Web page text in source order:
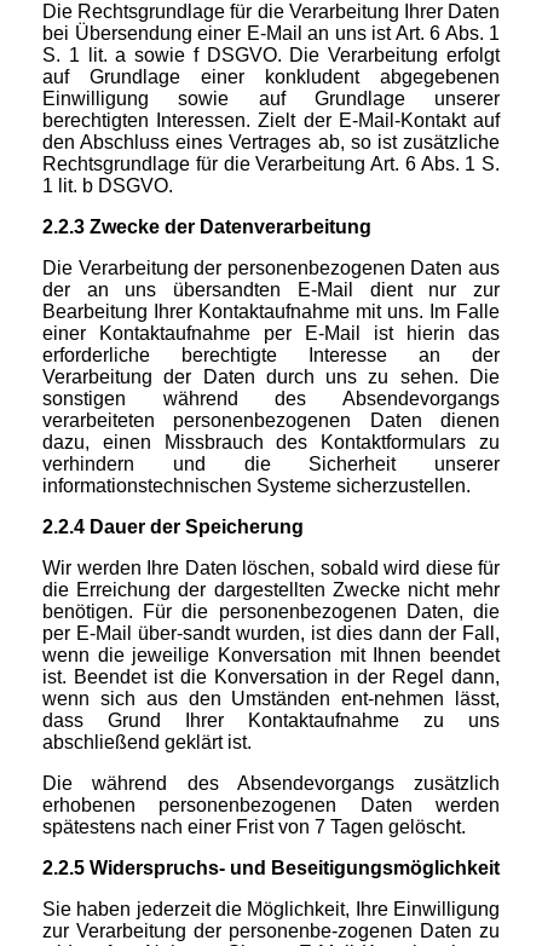
Die Rechtsgrundlage für die Verarbeitung Ihrer Daten
bei Übersendung einer E-Mail an uns ist Art. 6 Abs. 1
S. 1 lit. a sowie f DSGVO. Die Verarbeitung erfolgt
auf Grundlage einer konkludent abgegebenen
Einwilligung sowie auf Grundlage unserer
berechtigten Interessen. Zielt der E-Mail-Kontakt auf
den Abschluss eines Vertrages ab, so ist zusätzliche
Rechtsgrundlage für die Verarbeitung Art. 6 Abs. 1 S.
1 lit. b DSGVO.
2.2.3 Zwecke der Datenverarbeitung
Die Verarbeitung der personenbezogenen Daten aus
der an uns übersandten E-Mail dient nur zur
Bearbeitung Ihrer Kontaktaufnahme mit uns. Im Falle
einer Kontaktaufnahme per E-Mail ist hierin das
erforderliche berechtigte Interesse an der
Verarbeitung der Daten durch uns zu sehen. Die
sonstigen während des Absendevorgangs
verarbeiteten personenbezogenen Daten dienen
dazu, einen Missbrauch des Kontaktformulars zu
verhindern und die Sicherheit unserer
informationstechnischen Systeme sicherzustellen.
2.2.4 Dauer der Speicherung
Wir werden Ihre Daten löschen, sobald wird diese für
die Erreichung der dargestellten Zwecke nicht mehr
benötigen. Für die personenbezogenen Daten, die
per E-Mail über-sandt wurden, ist dies dann der Fall,
wenn die jeweilige Konversation mit Ihnen beendet
ist. Beendet ist die Konversation in der Regel dann,
wenn sich aus den Umständen ent-nehmen lässt,
dass Grund Ihrer Kontaktaufnahme zu uns
abschließend geklärt ist.
Die während des Absendevorgangs zusätzlich
erhobenen personenbezogenen Daten werden
spätestens nach einer Frist von 7 Tagen gelöscht.
2.2.5 Widerspruchs- und Beseitigungsmöglichkeit
Sie haben jederzeit die Möglichkeit, Ihre Einwilligung
zur Verarbeitung der personenbe-zogenen Daten zu